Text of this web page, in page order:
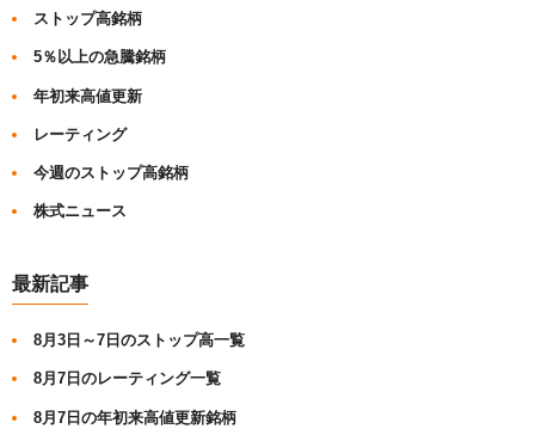
ストップ高銘柄
5％以上の急騰銘柄
年初来高値更新
レーティング
今週のストップ高銘柄
株式ニュース
最新記事
8月3日～7日のストップ高一覧
8月7日のレーティング一覧
8月7日の年初来高値更新銘柄